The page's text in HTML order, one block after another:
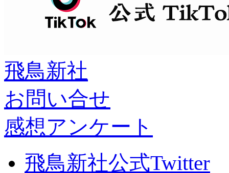
飛鳥新社
お問い合せ
感想アンケート
飛鳥新社公式Twitter